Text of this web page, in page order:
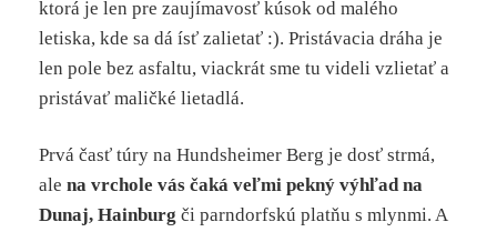
ktorá je len pre zaujímavosť kúsok od malého
letiska, kde sa dá ísť zalietať :). Pristávacia dráha je
len pole bez asfaltu, viackrát sme tu videli vzlietať a
pristávať maličké lietadlá.
Prvá časť túry na Hundsheimer Berg je dosť strmá,
alena vrchole vás čaká veľmi pekný výhľad na
Dunaj, Hainburgči parndorfskú platňu s mlynmi. A